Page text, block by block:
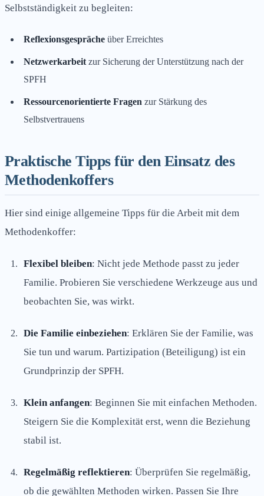
Selbstständigkeit zu begleiten:
Reflexionsgespräche über Erreichtes
Netzwerkarbeit zur Sicherung der Unterstützung nach der
SPFH
Ressourcenorientierte Fragen zur Stärkung des
Selbstvertrauens
Praktische Tipps für den Einsatz des
Methodenkoffers
Hier sind einige allgemeine Tipps für die Arbeit mit dem
Methodenkoffer:
Flexibel bleiben: Nicht jede Methode passt zu jeder
Familie. Probieren Sie verschiedene Werkzeuge aus und
beobachten Sie, was wirkt.
Die Familie einbeziehen: Erklären Sie der Familie, was
Sie tun und warum. Partizipation (Beteiligung) ist ein
Grundprinzip der SPFH.
Klein anfangen: Beginnen Sie mit einfachen Methoden.
Steigern Sie die Komplexität erst, wenn die Beziehung
stabil ist.
Regelmäßig reflektieren: Überprüfen Sie regelmäßig,
ob die gewählten Methoden wirken. Passen Sie Ihre